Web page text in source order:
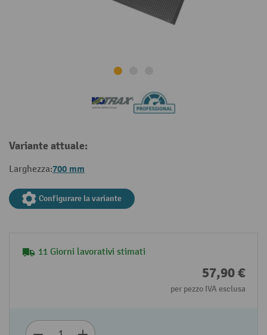
Variante attuale:
Larghezza:700 mm
Configurare la variante
11 Giorni lavorativi stimati
57,90 €
per pezzo IVA esclusa